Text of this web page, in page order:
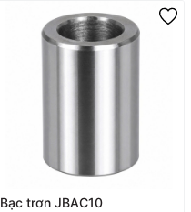
Bạc trơn JBAC10